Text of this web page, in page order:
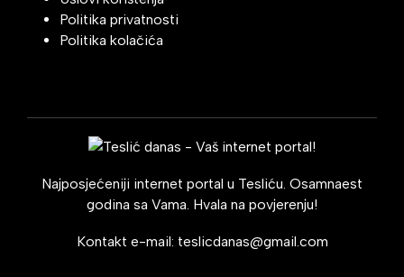
Politika privatnosti
Politika kolačića
Najposjećeniji internet portal u Tesliću. Osamnaest
godina sa Vama. Hvala na povjerenju!
Kontakt e-mail: teslicdanas@gmail.com